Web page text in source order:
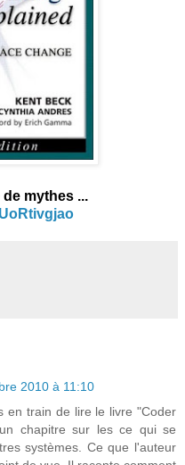
mythes ...
2010 à 11:10
en train de lire le livre "Coder
chapitre sur les ce qui se
systèmes. Ce que l'auteur